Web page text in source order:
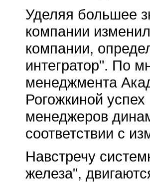
Уделяя большее
компании
компании,
интегратор". По
менеджмента
Рогожкиной
менеджеров
соответствии с
Навстречу
железа",